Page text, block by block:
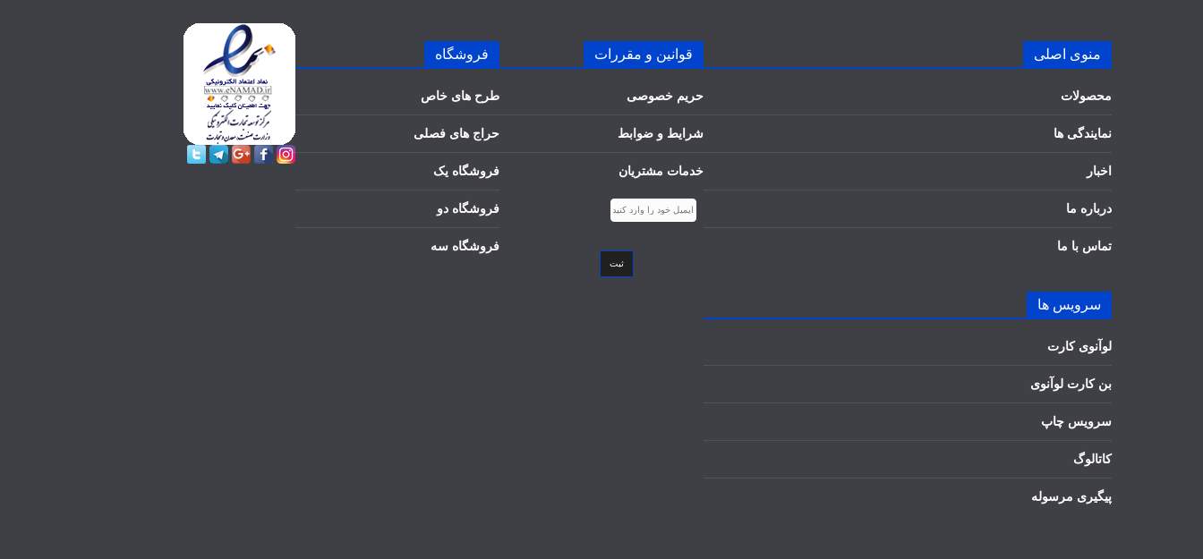
منوی اصلی
محصولات
نمایندگی ها
اخبار
درباره ما
تماس با ما
سرویس ها
لوآنوی کارت
بن کارت لوآنوی
سرویس چاپ
کاتالوگ
پیگیری مرسوله
قوانین و مقررات
حریم خصوصی
شرایط و ضوابط
خدمات مشتریان
ثبت
فروشگاه
طرح های خاص
حراج های فصلی
فروشگاه یک
فروشگاه دو
فروشگاه سه